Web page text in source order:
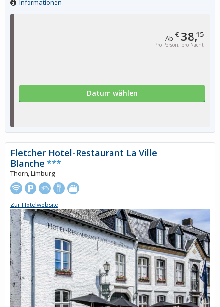
Ab € 38,15
Pro Person, pro Nacht
Datum wählen
Informationen
Fletcher Hotel-Restaurant La Ville
Blanche ***
Thorn, Limburg
Zur Hotelwebsite